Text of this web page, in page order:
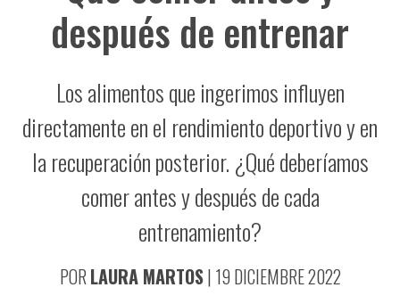
después de entrenar
Los alimentos que ingerimos influyen
directamente en el rendimiento deportivo y en
la recuperación posterior. ¿Qué deberíamos
comer antes y después de cada
entrenamiento?
PORLAURA MARTOS| 19 DICIEMBRE 2022